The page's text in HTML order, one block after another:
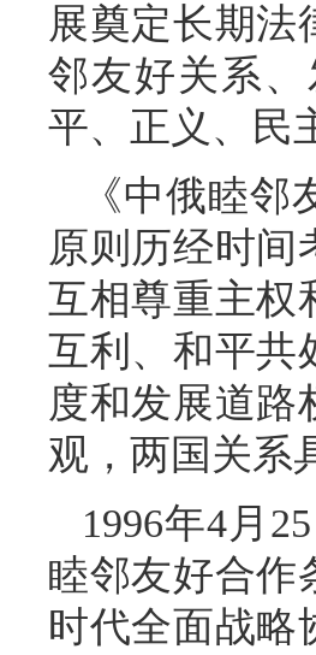
展奠定长期法
邻友好关系
平、正义、民
《中俄睦
原则历经时间
互相尊重主权
互利、和平共
度和发展道路
观，两国关系
1996年4月
睦邻友好合作
时代全面战略